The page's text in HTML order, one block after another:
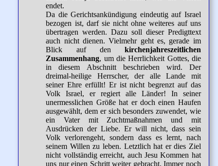
endet.
Da die Gerichtsankündigung eindeutig auf Israel
bezogen ist, darf sie nicht ohne weiteres auf uns
übertragen werden. Dazu soll dieser Predigttext
auch nicht dienen. Vielmehr geht es, gerade im
Blick auf den kirchenjahreszeitlichen
Zusammenhang, um die Herrlichkeit Gottes, die
in diesem Abschnitt beschrieben wird. Der
dreimal-heilige Herrscher, der alle Lande mit
seiner Ehre erfüllt! Er ist nicht begrenzt auf das
Volk Israel, er regiert alle Länder! In seiner
unermesslichen Größe hat er doch einen Haufen
ausgewählt, dem er sich besonders zuwendet, wie
ein Vater mit Zuchtmaßnahmen und mit
Ausdrücken der Liebe. Er will nicht, dass sein
Volk verlorengeht, sondern dass es lernt, nach
seinem Willen zu leben. Letztlich hat er dies Ziel
nicht vollständig erreicht, auch Jesu Kommen hat
uns nur einen Schritt weiter gebracht. Immer noch